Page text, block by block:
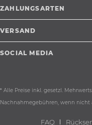
ZAHLUNGSARTEN
VERSAND
SOCIAL MEDIA
* Alle Preise inkl. gesetzl.
Nachnahmegebühren, wenn nicht
FAQ